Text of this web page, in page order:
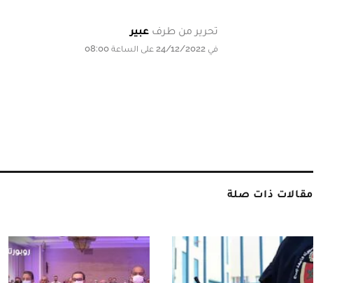
تحرير من طرف عبير
في 24/12/2022 على الساعة 08:00
مقالات ذات صلة